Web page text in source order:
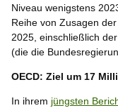
Niveau wenigstens
Reihe von Zusagen
2025, einschließlich der
(die die
OECD: Ziel um 17
In ihrem jüngsten